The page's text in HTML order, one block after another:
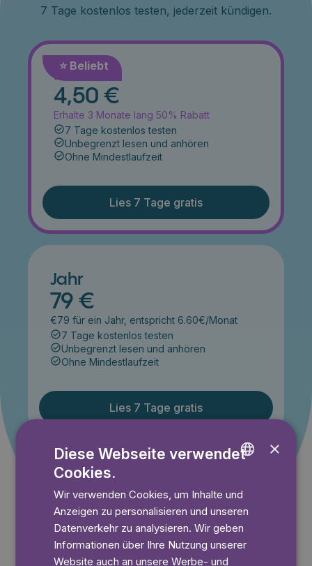
7 Tage kostenlos testen, jederzeit kündigen.
⭐️ Beliebt
Monat
4,50 €
Erhalte 3 Monate lang 50% Rabatt
7 Tage kostenlos testen
Unbegrenzt lesen und anhören
Ohne Mindestlaufzeit
Lies 7 Tage gratis
Jahr
79 €
€79 für ein Jahr, entspricht 6.60€/Monat
7 Tage kostenlos testen
Unbegrenzt lesen und anhören
Ohne Mindestlaufzeit
Lies 7 Tage gratis
Angebot gültig bis einschließlich 14.09.2026. Nur für
GERMAN
×
Diese Webseite verwendet
Cookies.
Wir verwenden Cookies, um Inhalte und
Anzeigen zu personalisieren und unseren
Datenverkehr zu analysieren. Wir geben
Informationen über Ihre Nutzung unserer
Website auch an unsere Werbe- und